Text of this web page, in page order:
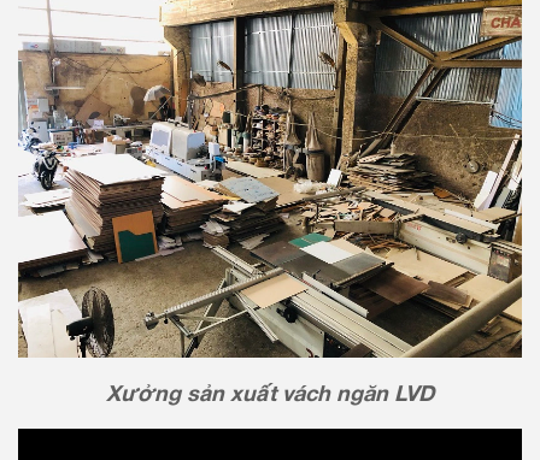
Xưởng sản xuất vách ngăn LVD